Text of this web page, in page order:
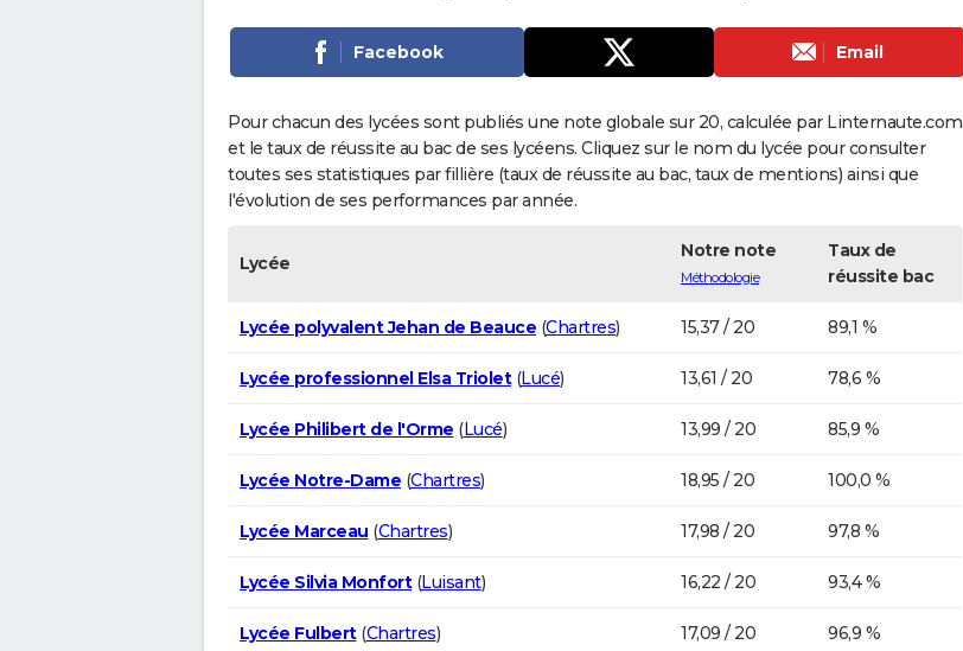
Facebook Email
Pour chacun des lycées sont publiés une note globale sur 20, calculée par Linternaute.com
et le taux de réussite au bac de ses lycéens. Cliquez sur le nom du lycée pour consulter
toutes ses statistiques par fillière (taux de réussite au bac, taux de mentions) ainsi que
l'évolution de ses performances par année.
Lycée
Notre note
Méthodologie
Taux de
réussite bac
Lycée polyvalent Jehan de Beauce (Chartres) 15,37 / 20 89,1 %
Lycée professionnel Elsa Triolet(Lucé) 13,61 / 20 78,6 %
Lycée Philibert de l'Orme (Lucé) 13,99 / 20 85,9 %
Lycée Notre-Dame (Chartres) 18,95 / 20 100,0 %
Lycée Marceau (Chartres) 17,98 / 20 97,8 %
Lycée Silvia Monfort(Luisant) 16,22 / 20 93,4 %
Lycée Fulbert(Chartres) 17,09 / 20 96,9 %